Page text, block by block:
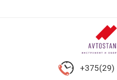
+375(29)